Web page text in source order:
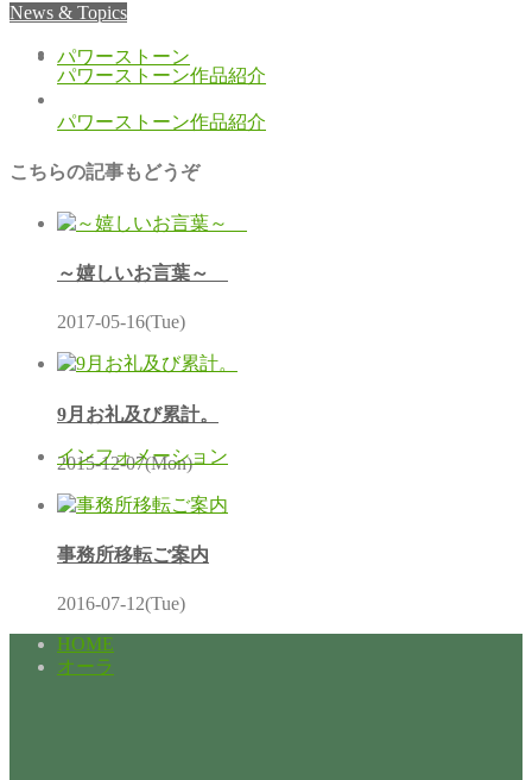
パワーストーン
インフォメーション
News & Topics
パワーストーン作品紹介
パワーストーン作品紹介
こちらの記事もどうぞ
～嬉しいお言葉～
2017-05-16(Tue)
9月お礼及び累計。
2015-12-07(Mon)
事務所移転ご案内
2016-07-12(Tue)
HOME
オーラ